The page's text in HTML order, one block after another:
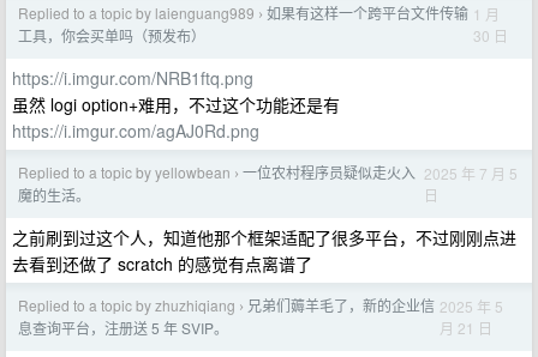
Replied to a topic by laienguang989 › 如果有这样一个跨平台文件传输
工具，你会买单吗（预发布）
1 月
30 日
https://i.imgur.com/NRB1ftq.png
虽然 logi option+难用，不过这个功能还是有
https://i.imgur.com/agAJ0Rd.png
Replied to a topic by yellowbean › 一位农村程序员疑似走火入
魔的生活。
2025 年 7 月 5
日
之前刷到过这个人，知道他那个框架适配了很多平台，不过刚刚点进
去看到还做了 scratch 的感觉有点离谱了
Replied to a topic by zhuzhiqiang › 兄弟们薅羊毛了，新的企业信
息查询平台，注册送 5 年 SVIP。
2025 年 5
月 21 日